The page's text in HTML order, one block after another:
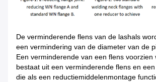
De verminderende flens van de lashals
een vermindering van de diameter van de
Een verminderende van een flens voorzien
bestaat uit een verminderende flens en
die als een reductiemiddelenmontage